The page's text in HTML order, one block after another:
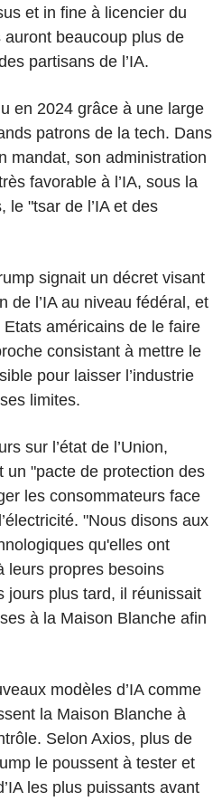
et in fine à licencier du
beaucoup plus de
partisans de l’IA.
en 2024 grâce à une large
patrons de la tech. Dans
mandat, son administration
favorable à l’IA, sous la
le "tsar de l’IA et des
signait un décret visant
de l’IA au niveau fédéral, et
américains de le faire
consistant à mettre le
pour laisser l’industrie
limites.
sur l’état de l’Union,
un "pacte de protection des
les consommateurs face
"Nous disons aux
qu'elles ont
leurs propres besoins
jours plus tard, il réunissait
à la Maison Blanche afin
modèles d’IA comme
la Maison Blanche à
Selon Axios, plus de
le poussent à tester et
les plus puissants avant